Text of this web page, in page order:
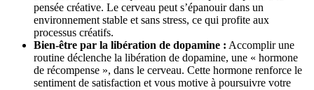
pensée créative. Le cerveau peut s’épanouir dans un
environnement stable et sans stress, ce qui profite aux
processus créatifs.
Bien-être par la libération de dopamine : Accomplir une
routine déclenche la libération de dopamine, une « hormone
de récompense », dans le cerveau. Cette hormone renforce le
sentiment de satisfaction et vous motive à poursuivre votre